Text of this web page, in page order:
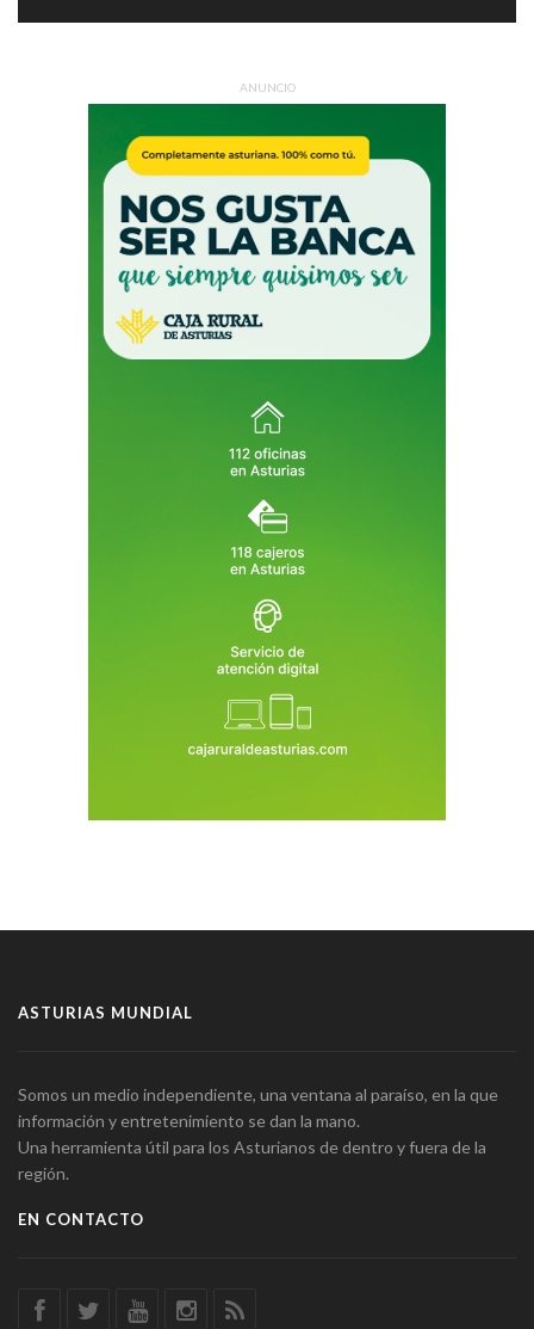
ANUNCIO
ASTURIAS MUNDIAL
Somos un medio independiente, una ventana al paraíso, en la que
información y entretenimiento se dan la mano.
Una herramienta útil para los Asturianos de dentro y fuera de la
región.
EN CONTACTO